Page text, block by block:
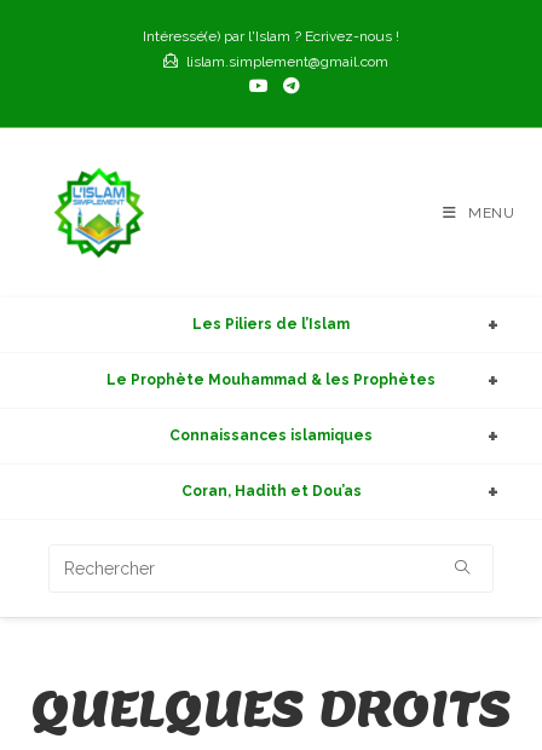
Intéressé(e) par l'Islam ? Ecrivez-nous !
lislam.simplement@gmail.com
MENU
Les Piliers de l’Islam
Le Prophète Mouhammad & les Prophètes
Connaissances islamiques
Coran, Hadith et Dou’as
QUELQUES DROITS